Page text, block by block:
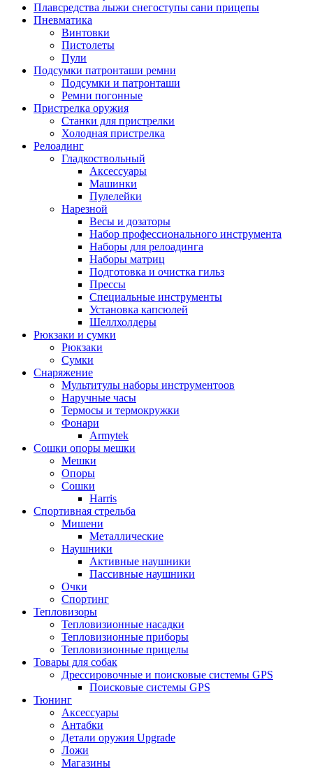
Плавсредства лыжи снегоступы сани прицепы
Пневматика
Винтовки
Пистолеты
Пули
Подсумки патронташи ремни
Подсумки и патронташи
Ремни погонные
Пристрелка оружия
Станки для пристрелки
Холодная пристрелка
Релоадинг
Гладкоствольный
Аксессуары
Машинки
Пулелейки
Нарезной
Весы и дозаторы
Набор профессионального инструмента
Наборы для релоадинга
Наборы матриц
Подготовка и очистка гильз
Прессы
Специальные инструменты
Установка капсюлей
Шеллхолдеры
Рюкзаки и сумки
Рюкзаки
Сумки
Снаряжение
Мультитулы наборы инструментоов
Наручные часы
Термосы и термокружки
Фонари
Armytek
Сошки опоры мешки
Мешки
Опоры
Сошки
Harris
Спортивная стрельба
Мишени
Металлические
Наушники
Активные наушники
Пассивные наушники
Очки
Спортинг
Тепловизоры
Тепловизионные насадки
Тепловизионные приборы
Тепловизионные прицелы
Товары для собак
Дрессировочные и поисковые системы GPS
Поисковые системы GPS
Тюнинг
Аксессуары
Антабки
Детали оружия Upgrade
Ложи
Магазины